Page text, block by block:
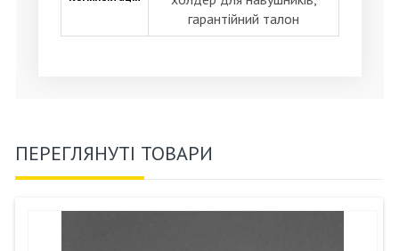
гарантійний талон
ПЕРЕГЛЯНУТІ ТОВАРИ